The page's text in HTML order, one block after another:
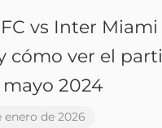
vs Inter Miami
cómo ver el
2024
enero de 2026